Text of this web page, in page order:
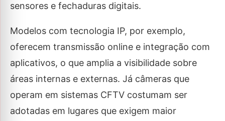
sensores e fechaduras digitais.
Modelos com tecnologia IP, por exemplo,
oferecem transmissão online e integração com
aplicativos, o que amplia a visibilidade sobre
áreas internas e externas. Já câmeras que
operam em sistemas CFTV costumam ser
adotadas em lugares que exigem maior